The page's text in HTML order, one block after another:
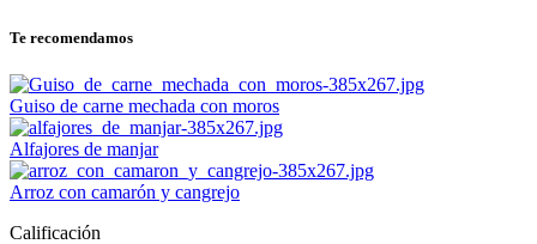
Te recomendamos
Guiso de carne mechada con moros
Alfajores de manjar
Arroz con camarón y cangrejo
Calificación